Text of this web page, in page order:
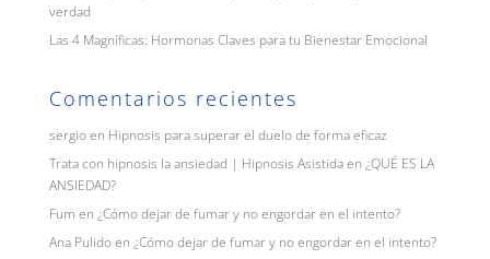
verdad
Las 4 Magníficas: Hormonas Claves para tu Bienestar Emocional
Comentarios recientes
sergioen Hipnosis para superar el duelo de forma eficaz
Trata con hipnosis la ansiedad | Hipnosis Asistidaen ¿QUÉ ES LA
ANSIEDAD?
Fum en ¿Cómo dejar de fumar y no engordar en el intento?
Ana Pulidoen ¿Cómo dejar de fumar y no engordar en el intento?